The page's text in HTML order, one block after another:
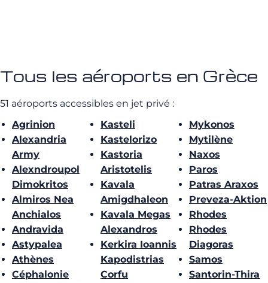
Tous les aéroports en Grèce
51 aéroports accessibles en jet privé :
Agrinion
Alexandria
Army
Alexndroupol
Dimokritos
Almiros Nea
Anchialos
Andravida
Astypalea
Athènes
Céphalonie
Kasteli
Kastelorizo
Kastoria
Aristotelis
Kavala
Amigdhaleon
Kavala Megas
Alexandros
Kerkira Ioannis
Kapodistrias
Corfu
Mykonos
Mytilène
Naxos
Paros
Patras Araxos
Preveza-Aktion
Rhodes
Rhodes
Diagoras
Samos
Santorin-Thira